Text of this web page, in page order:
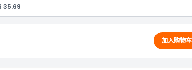
35.69
加入购物车